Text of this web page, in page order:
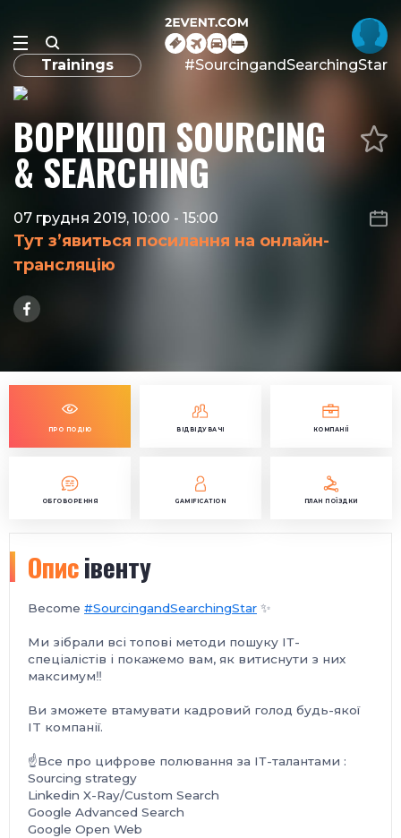
Trainings #SourcingandSearchingStar
ВОРКШОП SOURCING
& SEARCHING
07 грудня 2019, 10:00 - 15:00
Тут з’явиться посилання на онлайн-
трансляцію
ПРО ПОДІЮ ВІДВІДУВАЧІ КОМПАНІЇ
ОБГОВОРЕННЯ GAMIFICATION ПЛАН ПОЇЗДКИ
Описівенту
Become #SourcingandSearchingStar ✨
Ми зібрали всі топові методи пошуку ІТ-
спеціалістів і покажемо вам, як витиснути з них
максимум‼️
Ви зможете втамувати кадровий голод будь-якої
IT компанії.
☝Все про цифрове полювання за ІТ-талантами :
Sourcing strategy
Linkedin X-Ray/Custom Search
Google Advanced Search
Google Open Web